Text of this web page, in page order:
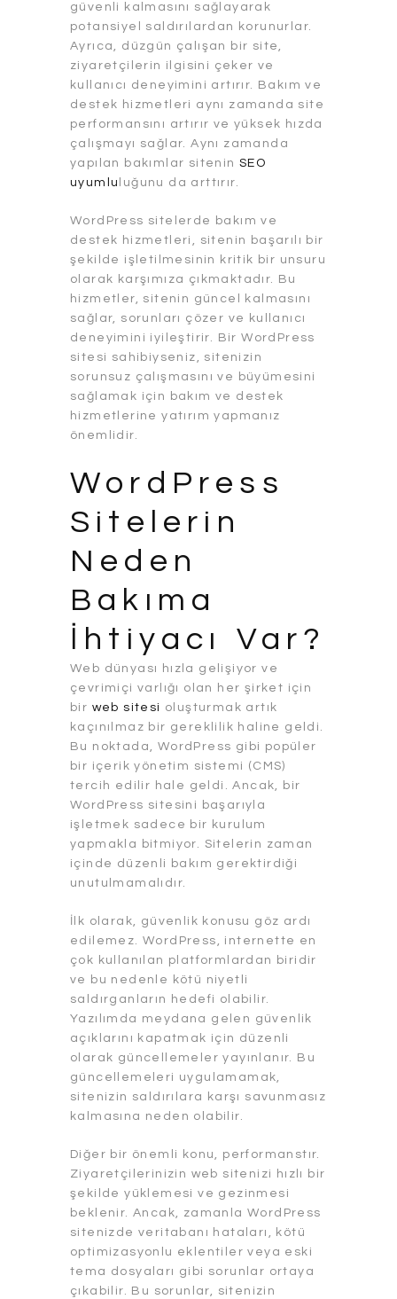
güvenli kalmasını sağlayarak
potansiyel saldırılardan korunurlar.
Ayrıca, düzgün çalışan bir site,
ziyaretçilerin ilgisini çeker ve
kullanıcı deneyimini artırır. Bakım ve
destek hizmetleri aynı zamanda site
performansını artırır ve yüksek hızda
çalışmayı sağlar. Aynı zamanda
yapılan bakımlar sitenin SEO
uyumlu luğunu da arttırır.
WordPress sitelerde bakım ve
destek hizmetleri, sitenin başarılı bir
şekilde işletilmesinin kritik bir unsuru
olarak karşımıza çıkmaktadır. Bu
hizmetler, sitenin güncel kalmasını
sağlar, sorunları çözer ve kullanıcı
deneyimini iyileştirir. Bir WordPress
sitesi sahibiyseniz, sitenizin
sorunsuz çalışmasını ve büyümesini
sağlamak için bakım ve destek
hizmetlerine yatırım yapmanız
önemlidir.
WordPress
Sitelerin
Neden
Bakıma
İhtiyacı Var?
Web dünyası hızla gelişiyor ve
çevrimiçi varlığı olan her şirket için
bir web sitesi oluşturmak artık
kaçınılmaz bir gereklilik haline geldi.
Bu noktada, WordPress gibi popüler
bir içerik yönetim sistemi (CMS)
tercih edilir hale geldi. Ancak, bir
WordPress sitesini başarıyla
işletmek sadece bir kurulum
yapmakla bitmiyor. Sitelerin zaman
içinde düzenli bakım gerektirdiği
unutulmamalıdır.
İlk olarak, güvenlik konusu göz ardı
edilemez. WordPress, internette en
çok kullanılan platformlardan biridir
ve bu nedenle kötü niyetli
saldırganların hedefi olabilir.
Yazılımda meydana gelen güvenlik
açıklarını kapatmak için düzenli
olarak güncellemeler yayınlanır. Bu
güncellemeleri uygulamamak,
sitenizin saldırılara karşı savunmasız
kalmasına neden olabilir.
Diğer bir önemli konu, performanstır.
Ziyaretçilerinizin web sitenizi hızlı bir
şekilde yüklemesi ve gezinmesi
beklenir. Ancak, zamanla WordPress
sitenizde veritabanı hataları, kötü
optimizasyonlu eklentiler veya eski
tema dosyaları gibi sorunlar ortaya
çıkabilir. Bu sorunlar, sitenizin